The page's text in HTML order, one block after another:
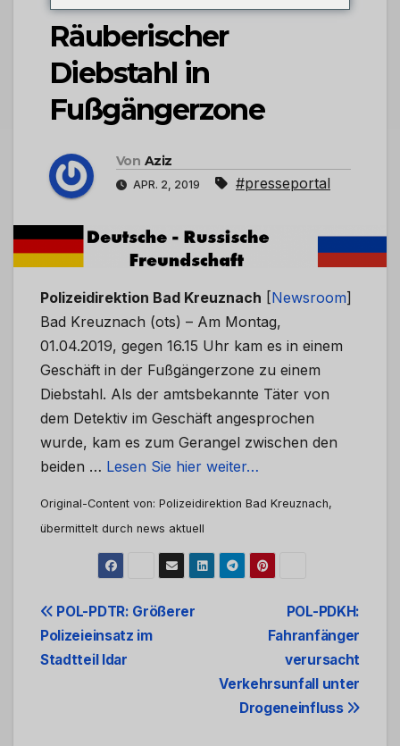
Räuberischer
Diebstahl in
Fußgängerzone
Von Aziz
APR. 2, 2019 #presseportal
Polizeidirektion Bad Kreuznach [Newsroom]
Bad Kreuznach (ots) – Am Montag,
01.04.2019, gegen 16.15 Uhr kam es in einem
Geschäft in der Fußgängerzone zu einem
Diebstahl. Als der amtsbekannte Täter von
dem Detektiv im Geschäft angesprochen
wurde, kam es zum Gerangel zwischen den
beiden … Lesen Sie hier weiter…
Original-Content von: Polizeidirektion Bad Kreuznach,
übermittelt durch news aktuell
Beitrags-
Navigation
POL-PDKH:
Fahranfänger
verursacht
Verkehrsunfall unter
Drogeneinfluss
POL-PDTR: Größerer
Polizeieinsatz im
Stadtteil Idar